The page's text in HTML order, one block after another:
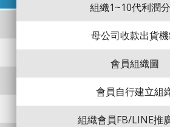
組織1~10代利潤
母公司收款出貨
會員組織圖
會員自行建立組
組織會員FB/LINE推